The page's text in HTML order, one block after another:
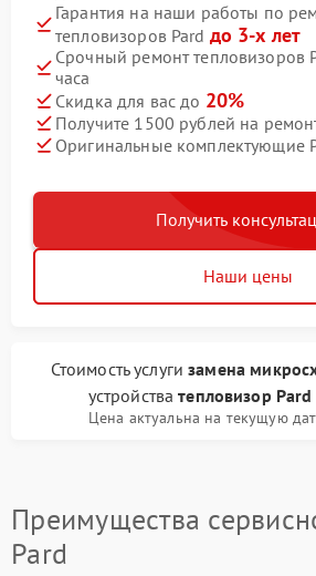
Гарантия на наши работы по
тепловизоров Pard до 3-х лет
Срочный ремонт тепловизоров
часа
Скидка для вас до 20%
Получите 1500 рублей на
Оригинальные комплектующие
Получить
Наши цены
Стоимость услугизамена
устройстватепловизор Pard
Цена актуальна на текущую
Преимущества
Pard